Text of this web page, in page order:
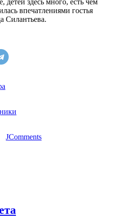
впечатлениями гостья
Силантьева.
JComments